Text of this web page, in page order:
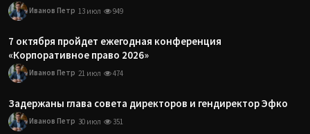
Иванов Петр 13 июл 949
7 октября пройдет ежегодная конференция
«Корпоративное право 2026»
Иванов Петр 21 июл 474
Задержаны глава совета директоров и гендиректор Эфко
Иванов Петр 30 июл 351